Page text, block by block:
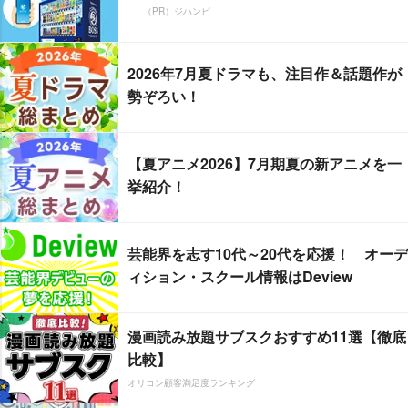
（PR）ジハンピ
2026年7月夏ドラマも、注目作＆話題作が
勢ぞろい！
【夏アニメ2026】7月期夏の新アニメを一
挙紹介！
芸能界を志す10代～20代を応援！ オーデ
ィション・スクール情報はDeview
漫画読み放題サブスクおすすめ11選【徹底
比較】
オリコン顧客満足度ランキング